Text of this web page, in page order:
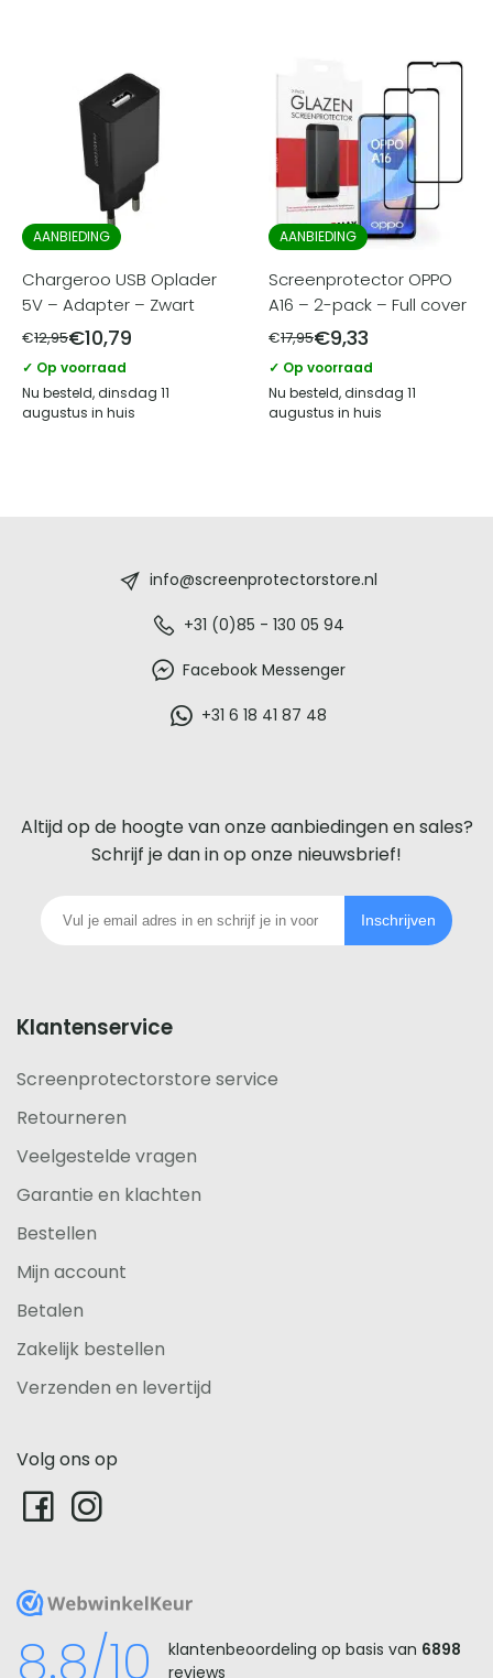
AANBIEDING
Chargeroo USB Oplader
5V – Adapter – Zwart
€12,95€10,79
✓ Op voorraad
Nu besteld, dinsdag 11
augustus in huis
AANBIEDING
Screenprotector OPPO
A16 – 2-pack – Full cover
€17,95€9,33
✓ Op voorraad
Nu besteld, dinsdag 11
augustus in huis
voor
iedere
telefoon
info@screenprotectorstore.nl
+31 (0)85 - 130 05 94
Facebook Messenger
+31 6 18 41 87 48
Altijd op de hoogte van onze aanbiedingen en sales?
Schrijf je dan in op onze nieuwsbrief!
Inschrijven
Klantenservice
Screenprotectorstore service
Retourneren
Veelgestelde vragen
Garantie en klachten
Bestellen
Mijn account
Betalen
Zakelijk bestellen
Verzenden en levertijd
Volg ons op
WebwinkelKeur
8.8/10 klantenbeoordeling op basis van 6898
reviews